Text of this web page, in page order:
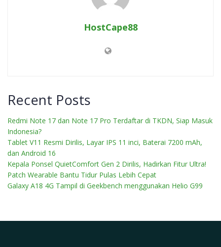
HostCape88
Recent Posts
Redmi Note 17 dan Note 17 Pro Terdaftar di TKDN, Siap Masuk
Indonesia?
Tablet V11 Resmi Dirilis, Layar IPS 11 inci, Baterai 7200 mAh,
dan Android 16
Kepala Ponsel QuietComfort Gen 2 Dirilis, Hadirkan Fitur Ultra!
Patch Wearable Bantu Tidur Pulas Lebih Cepat
Galaxy A18 4G Tampil di Geekbench menggunakan Helio G99